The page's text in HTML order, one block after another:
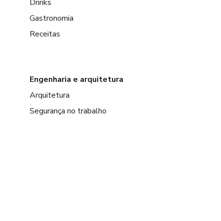
Drinks
Gastronomia
Receitas
Engenharia e arquitetura
Arquitetura
Segurança no trabalho